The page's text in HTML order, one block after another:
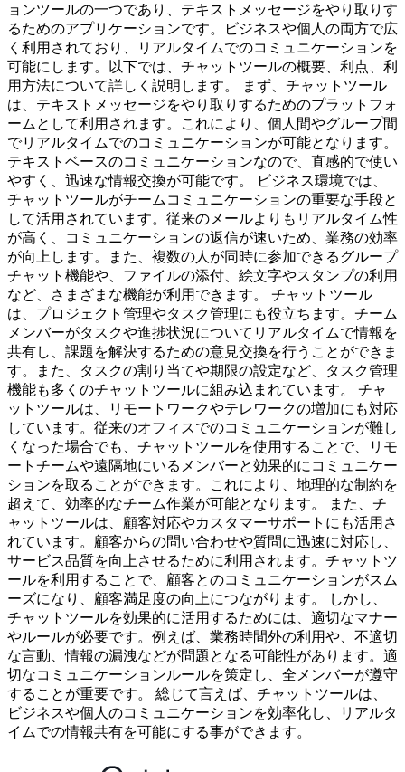
ョンツールの一つであり、テキストメッセージをやり取りす
るためのアプリケーションです。ビジネスや個人の両方で広
く利用されており、リアルタイムでのコミュニケーションを
可能にします。以下では、チャットツールの概要、利点、利
用方法について詳しく説明します。 まず、チャットツール
は、テキストメッセージをやり取りするためのプラットフォ
ームとして利用されます。これにより、個人間やグループ間
でリアルタイムでのコミュニケーションが可能となります。
テキストベースのコミュニケーションなので、直感的で使い
やすく、迅速な情報交換が可能です。 ビジネス環境では、
チャットツールがチームコミュニケーションの重要な手段と
して活用されています。従来のメールよりもリアルタイム性
が高く、コミュニケーションの返信が速いため、業務の効率
が向上します。また、複数の人が同時に参加できるグループ
チャット機能や、ファイルの添付、絵文字やスタンプの利用
など、さまざまな機能が利用できます。 チャットツール
は、プロジェクト管理やタスク管理にも役立ちます。チーム
メンバーがタスクや進捗状況についてリアルタイムで情報を
共有し、課題を解決するための意見交換を行うことができま
す。また、タスクの割り当てや期限の設定など、タスク管理
機能も多くのチャットツールに組み込まれています。 チャ
ットツールは、リモートワークやテレワークの増加にも対応
しています。従来のオフィスでのコミュニケーションが難し
くなった場合でも、チャットツールを使用することで、リモ
ートチームや遠隔地にいるメンバーと効果的にコミュニケー
ションを取ることができます。これにより、地理的な制約を
超えて、効率的なチーム作業が可能となります。 また、チ
ャットツールは、顧客対応やカスタマーサポートにも活用さ
れています。顧客からの問い合わせや質問に迅速に対応し、
サービス品質を向上させるために利用されます。チャットツ
ールを利用することで、顧客とのコミュニケーションがスム
ーズになり、顧客満足度の向上につながります。 しかし、
チャットツールを効果的に活用するためには、適切なマナー
やルールが必要です。例えば、業務時間外の利用や、不適切
な言動、情報の漏洩などが問題となる可能性があります。適
切なコミュニケーションルールを策定し、全メンバーが遵守
することが重要です。 総じて言えば、チャットツールは、
ビジネスや個人のコミュニケーションを効率化し、リアルタ
イムでの情報共有を可能にする事ができます。